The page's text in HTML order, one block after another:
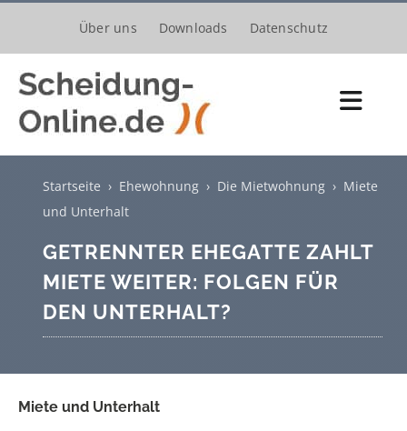
springen
Über uns Downloads Datenschutz
Verfahren
Trennung
Kinder
Startseite › Ehewohnung› Die Mietwohnung› Miete
und Unterhalt
GETRENNTER EHEGATTE ZAHLT
MIETE WEITER: FOLGEN FÜR
DEN UNTERHALT?
Miete und Unterhalt